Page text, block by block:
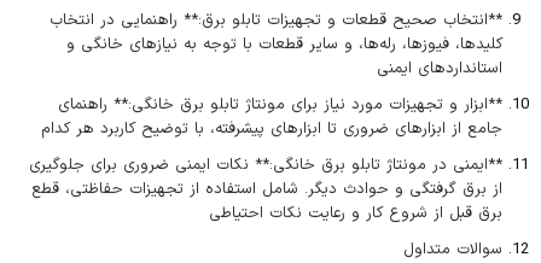
**انتخاب صحیح قطعات و تجهیزات تابلو برق:** راهنمایی در انتخاب
کلیدها، فیوزها، رله‌ها، و سایر قطعات با توجه به نیازهای خانگی و
استانداردهای ایمنی
**ابزار و تجهیزات مورد نیاز برای مونتاژ تابلو برق خانگی:** راهنمای
جامع از ابزارهای ضروری تا ابزارهای پیشرفته، با توضیح کاربرد هر کدام
**ایمنی در مونتاژ تابلو برق خانگی:** نکات ایمنی ضروری برای جلوگیری
از برق گرفتگی و حوادث دیگر. شامل استفاده از تجهیزات حفاظتی، قطع
برق قبل از شروع کار و رعایت نکات احتیاطی
سوالات متداول